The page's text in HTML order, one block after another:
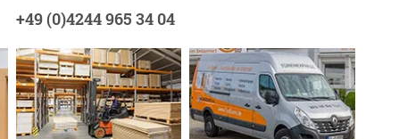
+49 (0)4244 965 34 04